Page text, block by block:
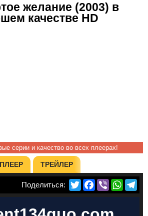
желание (2003) в
качестве HD
серии и качество во всех плеерах!
ТРЕЙЛЕР
TwitterFacebook
Viber